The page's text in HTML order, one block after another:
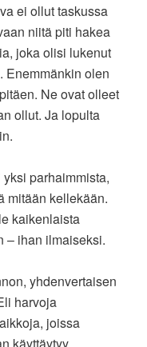
ei ollut taskussa
niitä piti hakea
joka olisi lukenut
Enemmänkin olen
Ne ovat olleet
ollut. Ja lopulta
parhaimmista,
mitään kellekään.
kaikenlaista
– ihan ilmaiseksi.
yhdenvertaisen
harvoja
joissa
käyttäytyy